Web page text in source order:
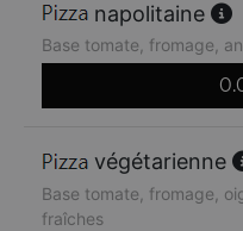
napolitaine
Base tomate, fromage,
végétarienne
Base tomate, fromage,
fraîches